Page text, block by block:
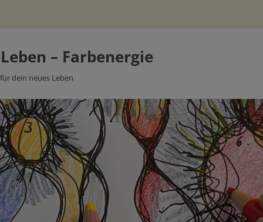
– Farbenergie
dein neues Leben